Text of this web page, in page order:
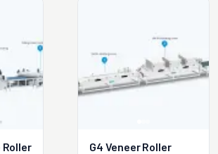
Roller
G4 Veneer Roller